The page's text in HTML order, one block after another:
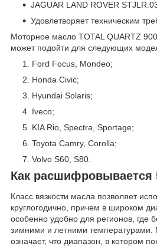
JAGUAR LAND ROVER
Удовлетворяет техническим
Моторное масло TOTAL QUARTZ
может подойти для следующих
Ford Focus, Mondeo;
Honda Civic;
Hyundai Solaris;
Iveco;
KIA Rio, Spectra, Sportage;
Toyota Camry, Corolla;
Volvo S60, S80.
Как расшифровывается
Класс вязкости масла позволяет
круглогодично, причем в широком
особенно удобно для регионов, где
зимними и летними температурами.
означает, что диапазон, в котором